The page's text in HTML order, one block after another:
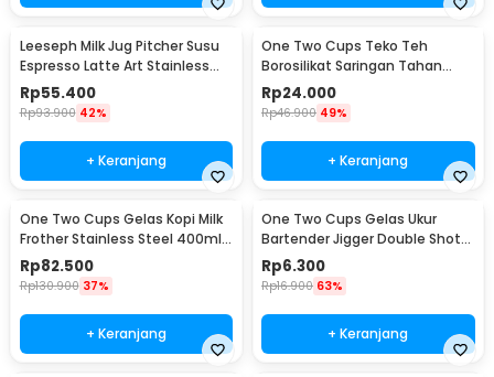
Leeseph Milk Jug Pitcher Susu
Espresso Latte Art Stainless
Steel 600ml - L-2016
Rp55.400
Rp93.900 42%
+ Keranjang
One Two Cups Teko Teh
Borosilikat Saringan Tahan
Panas Teapot 500ml - TP-757
Rp24.000
Rp46.900 49%
+ Keranjang
One Two Cups Gelas Kopi Milk
Frother Stainless Steel 400ml -
WZ0011
Rp82.500
Rp130.900 37%
+ Keranjang
One Two Cups Gelas Ukur
Bartender Jigger Double Shot
15ml and 30ml - LE2
Rp6.300
Rp16.900 63%
+ Keranjang